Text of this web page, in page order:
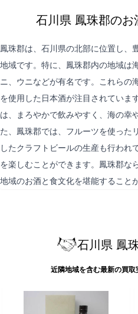
石川県 鳳珠郡の
鳳珠郡は、石川県の北部に位置し、
地域です。特に、鳳珠郡内の地域は
ニ、ウニなどが有名です。これらの
を使用した日本酒が注目されていま
は、まろやかで飲みやすく、海の幸
た、鳳珠郡では、フルーツを使った
したクラフトビールの生産も行われ
を楽しむことができます。鳳珠郡な
地域のお酒と食文化を堪能すること
石川県 鳳
近隣地域を含む最新の買取